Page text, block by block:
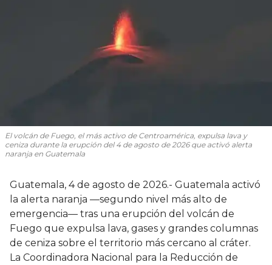
El volcán de Fuego, el más activo de Centroamérica, expulsa lava y
ceniza durante la erupción del 4 de agosto de 2026 que activó alerta
naranja en Guatemala
Guatemala, 4 de agosto de 2026.- Guatemala activó
la alerta naranja —segundo nivel más alto de
emergencia— tras una erupción del volcán de
Fuego que expulsa lava, gases y grandes columnas
de ceniza sobre el territorio más cercano al cráter.
La Coordinadora Nacional para la Reducción de